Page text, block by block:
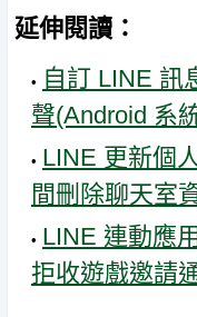
延伸閱讀：
自訂 LINE 訊
聲(Android 系
LINE 更新個
間刪除聊天室
LINE 連動應
拒收遊戲邀請